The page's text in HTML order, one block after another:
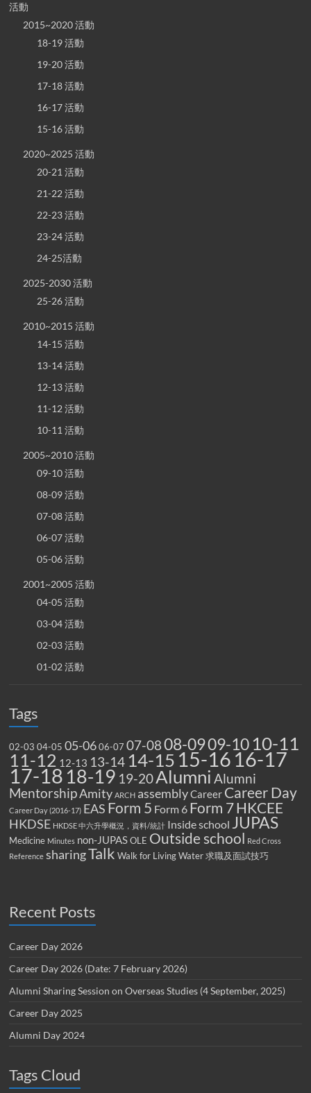
活動
2015~2020 活動
18-19 活動
19-20 活動
17-18 活動
16-17 活動
15-16 活動
2020~2025 活動
20-21 活動
21-22 活動
22-23 活動
23-24 活動
24-25活動
2025-2030 活動
25-26 活動
2010~2015 活動
14-15 活動
13-14 活動
12-13 活動
11-12 活動
10-11 活動
2005~2010 活動
09-10 活動
08-09 活動
07-08 活動
06-07 活動
05-06 活動
2001~2005 活動
04-05 活動
03-04 活動
02-03 活動
01-02 活動
Tags
02-03 04-05 05-06 06-07 07-0808-0909-10 10-11
11-12 12-13 13-14 14-15 15-16 16-17
17-18 18-19 19-20Alumni Alumni
MentorshipAmity ARCH assemblyCareer Career Day
Career Day (2016-17) EAS Form 5 Form 6 Form 7HKCEE
HKDSE HKDSE 中六升學概況，資料/統計 Inside school JUPAS
Medicine Minutes non-JUPAS OLE Outside school
Red Cross
Reference sharingTalk Walk for Living Water 求職及面試技巧
Recent Posts
Career Day 2026
Career Day 2026 (Date: 7 February 2026)
Alumni Sharing Session on Overseas Studies (4 September, 2025)
Career Day 2025
Alumni Day 2024
Tags Cloud